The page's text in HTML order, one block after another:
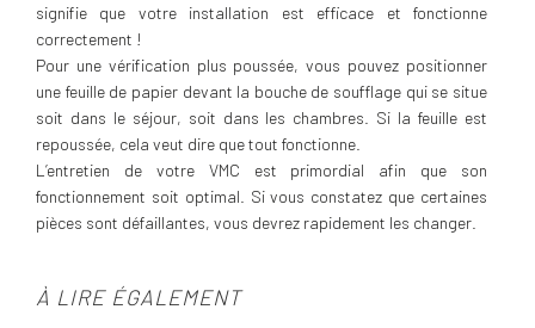
signifie que votre installation est efficace et fonctionne
correctement !
Pour une vérification plus poussée, vous pouvez positionner
une feuille de papier devant la bouche de soufflage qui se situe
soit dans le séjour, soit dans les chambres. Si la feuille est
repoussée, cela veut dire que tout fonctionne.
L’entretien de votre VMC est primordial afin que son
fonctionnement soit optimal. Si vous constatez que certaines
pièces sont défaillantes, vous devrez rapidement les changer.
À LIRE ÉGALEMENT